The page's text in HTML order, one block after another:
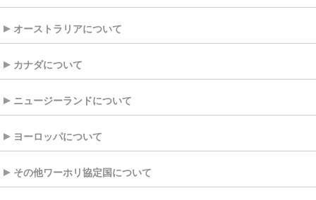
オーストラリアについて
カナダについて
ニュージーランドについて
ヨーロッパについて
その他ワーホリ協定国について